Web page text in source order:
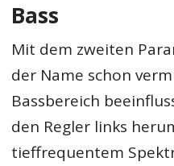
Bass
Mit dem zweiten
der Name schon
Bassbereich
den Regler links
tieffrequentem